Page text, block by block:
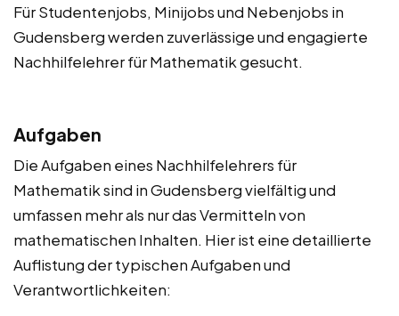
Für Studentenjobs, Minijobs und Nebenjobs in
Gudensberg werden zuverlässige und engagierte
Nachhilfelehrer für Mathematik gesucht.
Aufgaben
Die Aufgaben eines Nachhilfelehrers für
Mathematik sind in Gudensberg vielfältig und
umfassen mehr als nur das Vermitteln von
mathematischen Inhalten. Hier ist eine detaillierte
Auflistung der typischen Aufgaben und
Verantwortlichkeiten: